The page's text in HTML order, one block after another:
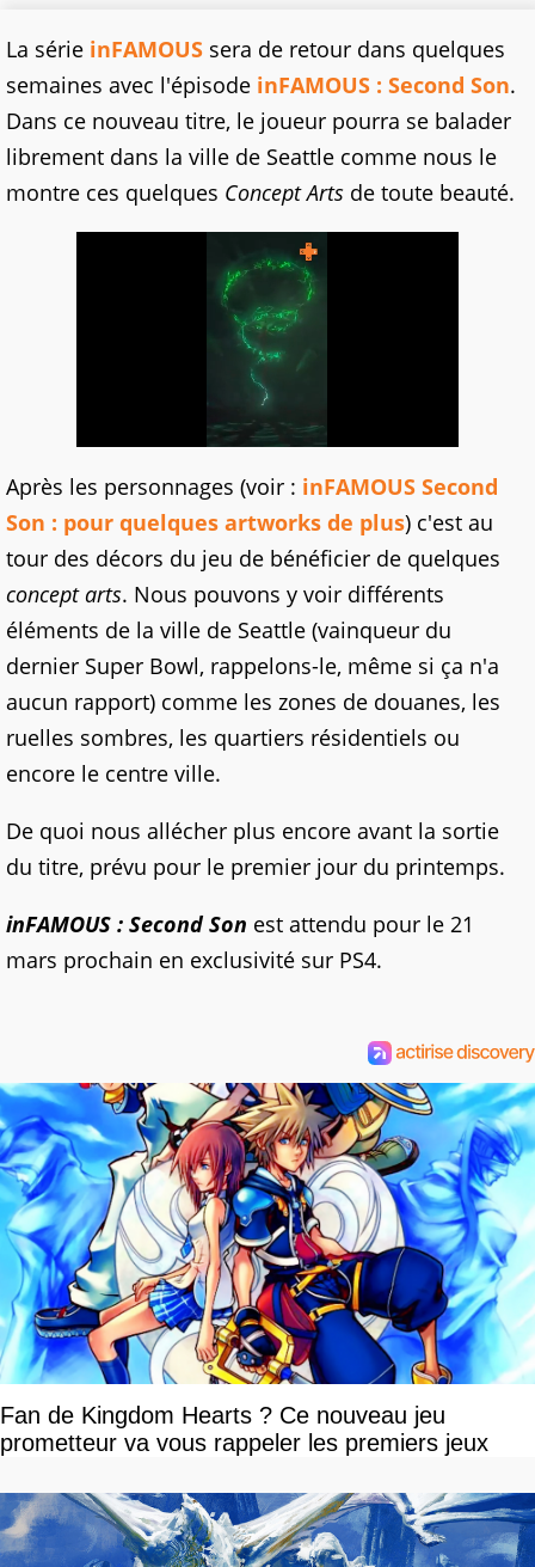
La série inFAMOUS sera de retour dans quelques
semaines avec l'épisode inFAMOUS : Second Son.
Dans ce nouveau titre, le joueur pourra se balader
librement dans la ville de Seattle comme nous le
montre ces quelques Concept Arts de toute beauté.
Après les personnages (voir : inFAMOUS Second
Son : pour quelques artworks de plus) c'est au
tour des décors du jeu de bénéficier de quelques
concept arts. Nous pouvons y voir différents
éléments de la ville de Seattle (vainqueur du
dernier Super Bowl, rappelons-le, même si ça n'a
aucun rapport) comme les zones de douanes, les
ruelles sombres, les quartiers résidentiels ou
encore le centre ville.
De quoi nous allécher plus encore avant la sortie
du titre, prévu pour le premier jour du printemps.
inFAMOUS : Second Son est attendu pour le 21
mars prochain en exclusivité sur PS4.
Fan de Kingdom Hearts ? Ce nouveau jeu
prometteur va vous rappeler les premiers jeux